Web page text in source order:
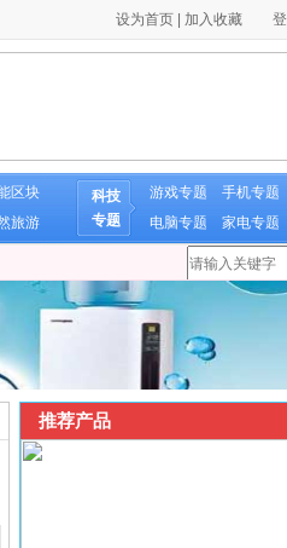
设为首页 加入收藏
区块
旅游
科技
专题
游戏专题
手机专题
电脑专题
家电专题
推荐产品